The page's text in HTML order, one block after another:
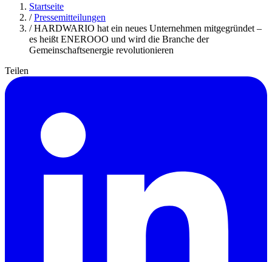
Startseite
/ Pressemitteilungen
/ HARDWARIO hat ein neues Unternehmen mitgegründet –
es heißt ENEROOO und wird die Branche der
Gemeinschaftsenergie revolutionieren
Teilen